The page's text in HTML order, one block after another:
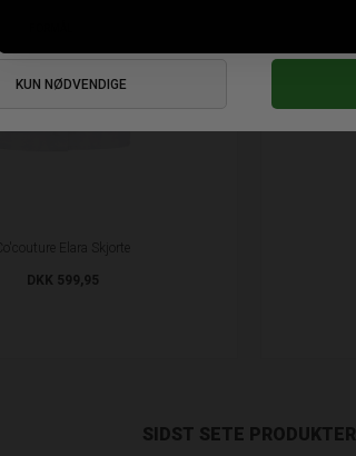
Elara Skjorte
DKK 599,95
SIDST SETE PRODUKTER